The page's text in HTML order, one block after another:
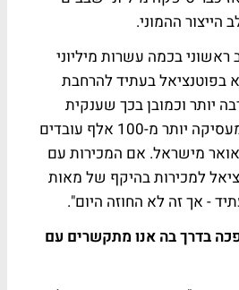
ההמוני.
בכמה עשרות מיליוני
בפוטנציאל בעתיד להרחבת
יותר וכמובן בכך שענקית
טכנולוגיה אמריקנית שמעסיקה יותר מ-100 אלף עובדים
מישראל. אם המכירות עם
למכירות בהיקף של מאות
- אך זה לא החוזה היום".
בדרך בה אנו מתקשרים עם